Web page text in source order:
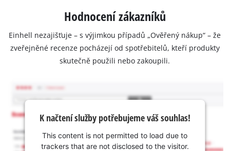
Hodnocení zákazníků
Einhell nezajišťuje – s výjimkou případů „Ověřený nákup“ – že
zveřejněné recenze pocházejí od spotřebitelů, kteří produkty
skutečně použili nebo zakoupili.
K načtení služby potřebujeme váš souhlas!
This content is not permitted to load due to
trackers that are not disclosed to the visitor.